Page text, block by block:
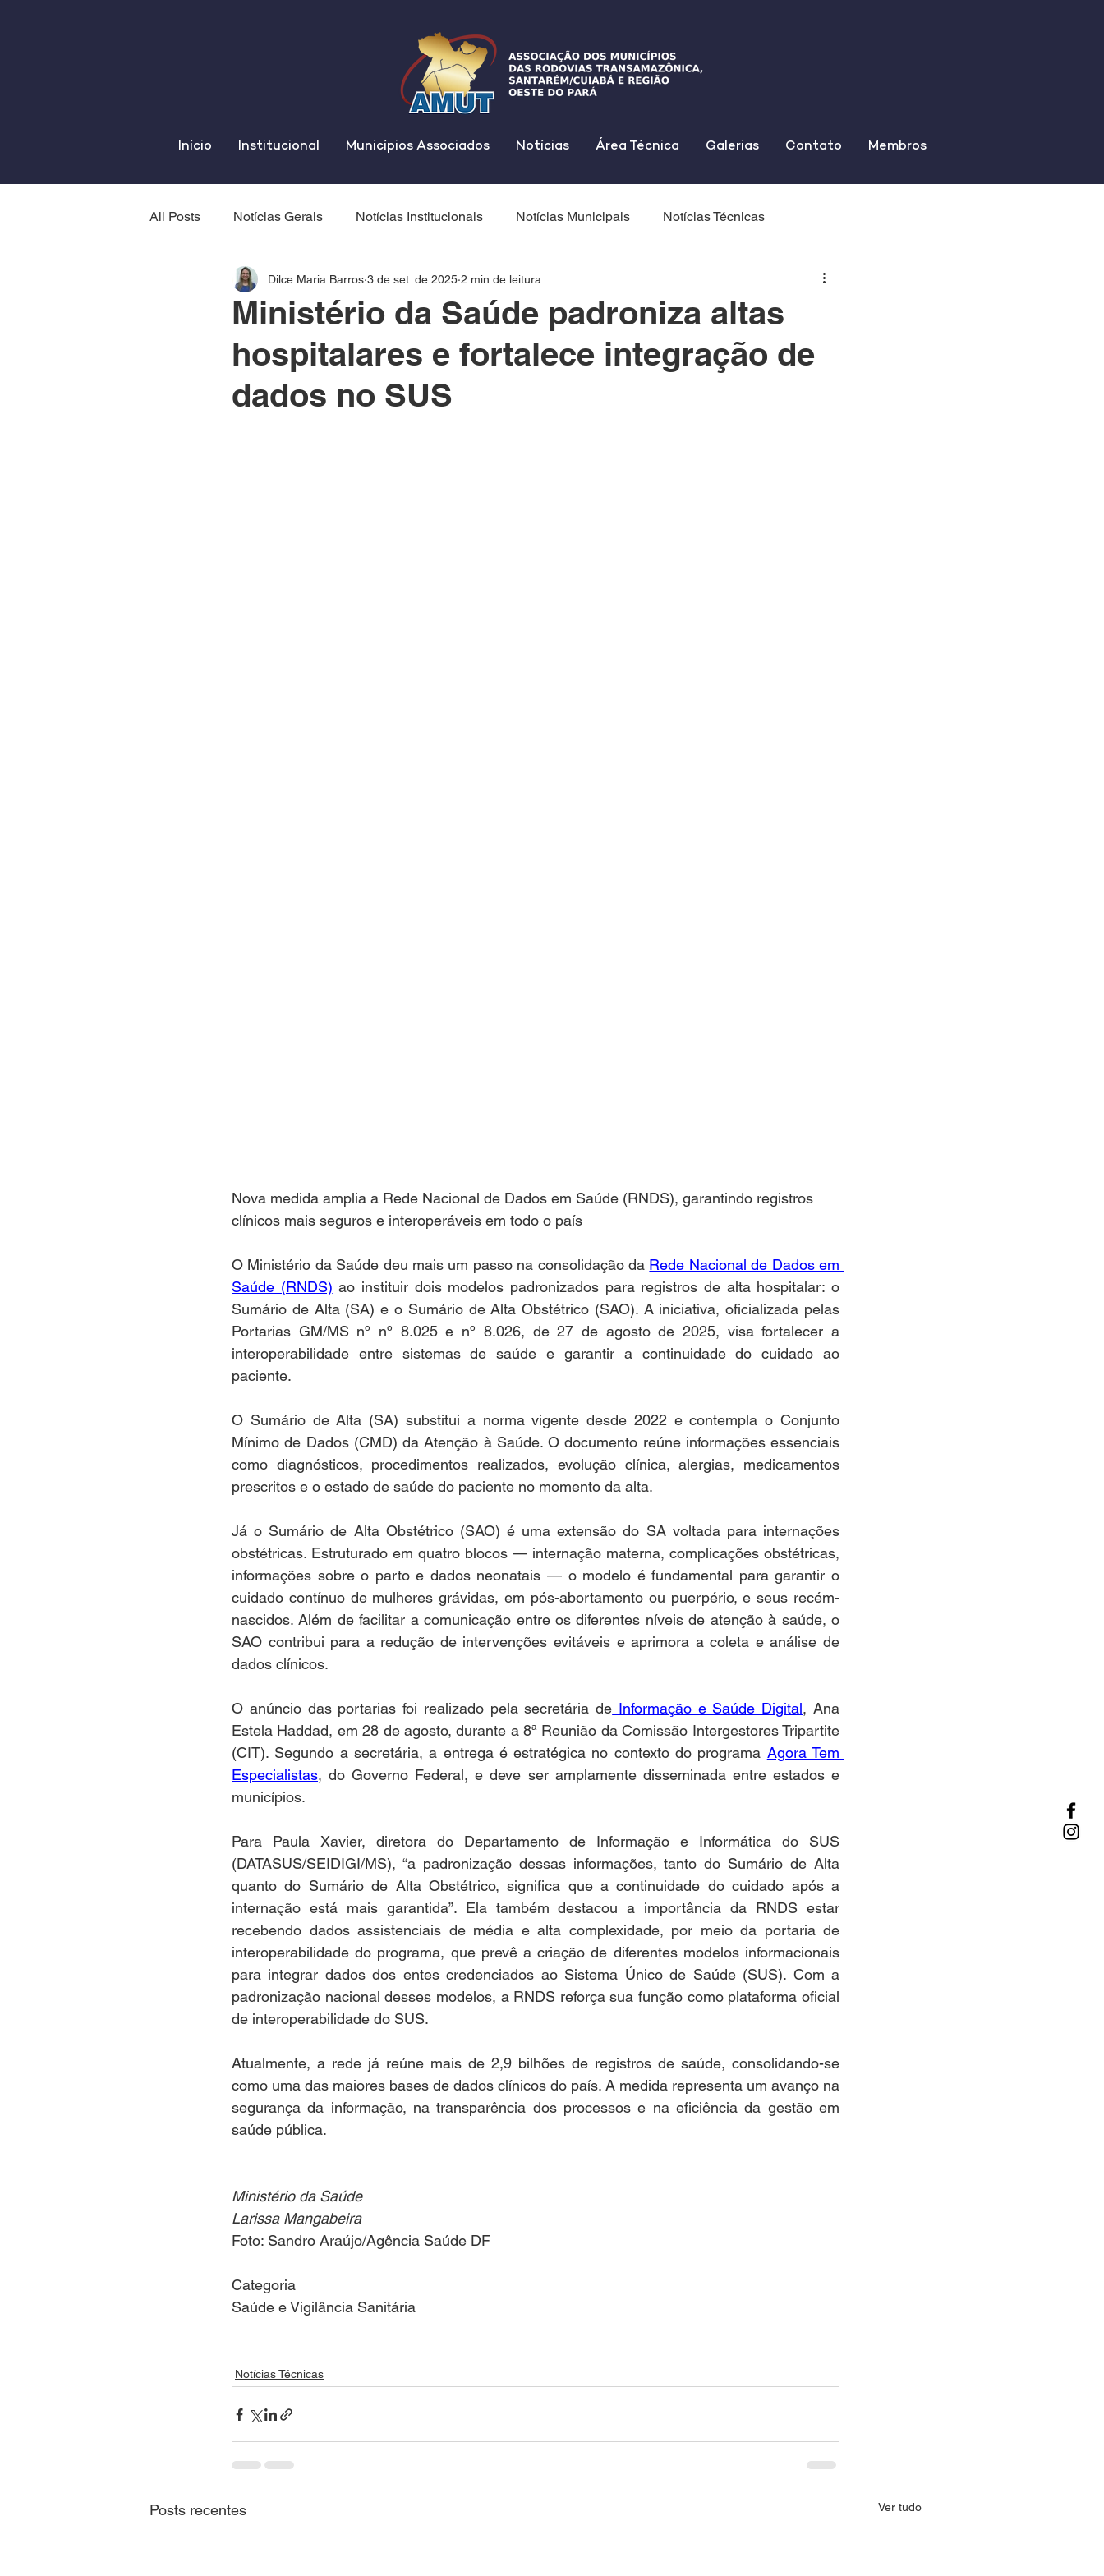
Início Institucional Municípios Associados Notícias Área Técnica Galerias Contato Membros
All Posts Notícias Gerais Notícias Institucionais Notícias Municipais Notícias Técnicas
Ministério da Saúde padroniza altas
hospitalares e fortalece integração de
dados no SUS
Dilce Maria Barros 3 de set. de 2025 2 min de leitura
Nova medida amplia a Rede Nacional de Dados em Saúde (RNDS), garantindo registros
clínicos mais seguros e interoperáveis em todo o país
O Ministério da Saúde deu mais um passo na consolidação da Rede Nacional de Dados em
Saúde (RNDS) ao instituir dois modelos padronizados para registros de alta hospitalar: o
Sumário de Alta (SA) e o Sumário de Alta Obstétrico (SAO). A iniciativa, oficializada pelas
Portarias GM/MS nº nº 8.025 e nº 8.026, de 27 de agosto de 2025, visa fortalecer a
interoperabilidade entre sistemas de saúde e garantir a continuidade do cuidado ao
paciente.
O Sumário de Alta (SA) substitui a norma vigente desde 2022 e contempla o Conjunto
Mínimo de Dados (CMD) da Atenção à Saúde. O documento reúne informações essenciais
como diagnósticos, procedimentos realizados, evolução clínica, alergias, medicamentos
prescritos e o estado de saúde do paciente no momento da alta.
Já o Sumário de Alta Obstétrico (SAO) é uma extensão do SA voltada para internações
obstétricas. Estruturado em quatro blocos — internação materna, complicações obstétricas,
informações sobre o parto e dados neonatais — o modelo é fundamental para garantir o
cuidado contínuo de mulheres grávidas, em pós-abortamento ou puerpério, e seus recém-
nascidos. Além de facilitar a comunicação entre os diferentes níveis de atenção à saúde, o
SAO contribui para a redução de intervenções evitáveis e aprimora a coleta e análise de
dados clínicos.
O anúncio das portarias foi realizado pela secretária de Informação e Saúde Digital, Ana
Estela Haddad, em 28 de agosto, durante a 8ª Reunião da Comissão Intergestores Tripartite
(CIT). Segundo a secretária, a entrega é estratégica no contexto do programa Agora Tem
Especialistas, do Governo Federal, e deve ser amplamente disseminada entre estados e
municípios.
Para Paula Xavier, diretora do Departamento de Informação e Informática do SUS
(DATASUS/SEIDIGI/MS), “a padronização dessas informações, tanto do Sumário de Alta
quanto do Sumário de Alta Obstétrico, significa que a continuidade do cuidado após a
internação está mais garantida”. Ela também destacou a importância da RNDS estar
recebendo dados assistenciais de média e alta complexidade, por meio da portaria de
interoperabilidade do programa, que prevê a criação de diferentes modelos informacionais
para integrar dados dos entes credenciados ao Sistema Único de Saúde (SUS). Com a
padronização nacional desses modelos, a RNDS reforça sua função como plataforma oficial
de interoperabilidade do SUS.
Atualmente, a rede já reúne mais de 2,9 bilhões de registros de saúde, consolidando-se
como uma das maiores bases de dados clínicos do país. A medida representa um avanço na
segurança da informação, na transparência dos processos e na eficiência da gestão em
saúde pública.
Ministério da Saúde
Larissa Mangabeira
Foto: Sandro Araújo/Agência Saúde DF
Categoria
Saúde e Vigilância Sanitária
Notícias Técnicas
Posts recentes Ver tudo